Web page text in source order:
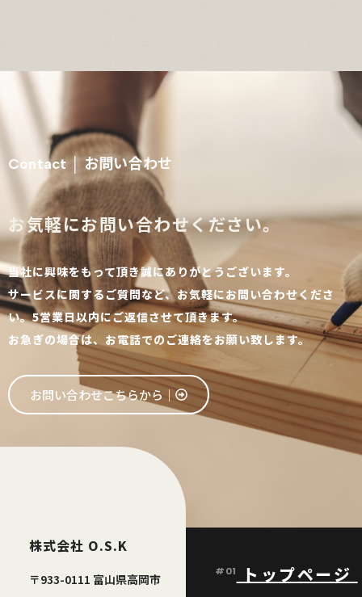
Contact │ お問い合わせ
お気軽にお問い合わせください。
当社に興味をもって頂き誠にありがとうございます。
サービスに関するご質問など、お気軽にお問い合わせくださ
い。5営業日以内にご返信させて頂きます。
お急ぎの場合は、お電話でのご連絡をお願い致します。
お問い合わせこちらから│
株式会社 O.S.K
〒933-0111 富山県高岡市
#01 トップページ